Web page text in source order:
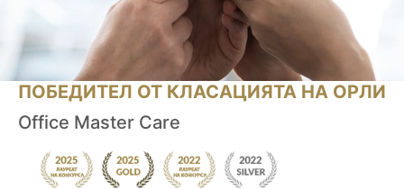
ПОБЕДИТЕЛ ОТ КЛАСАЦИЯТА НА ОРЛИ
Office Master Care